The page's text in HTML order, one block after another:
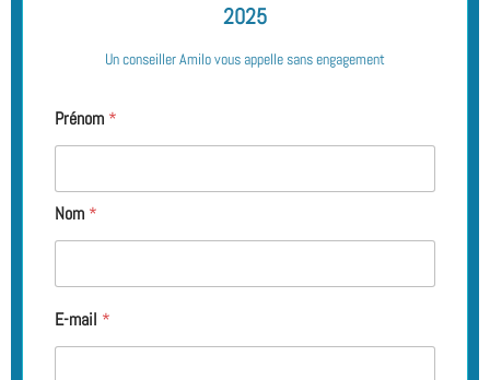
2025
Un conseiller Amilo vous appelle sans engagement
Prénom *
Nom *
E-mail *